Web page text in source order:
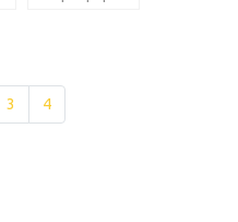
3 4